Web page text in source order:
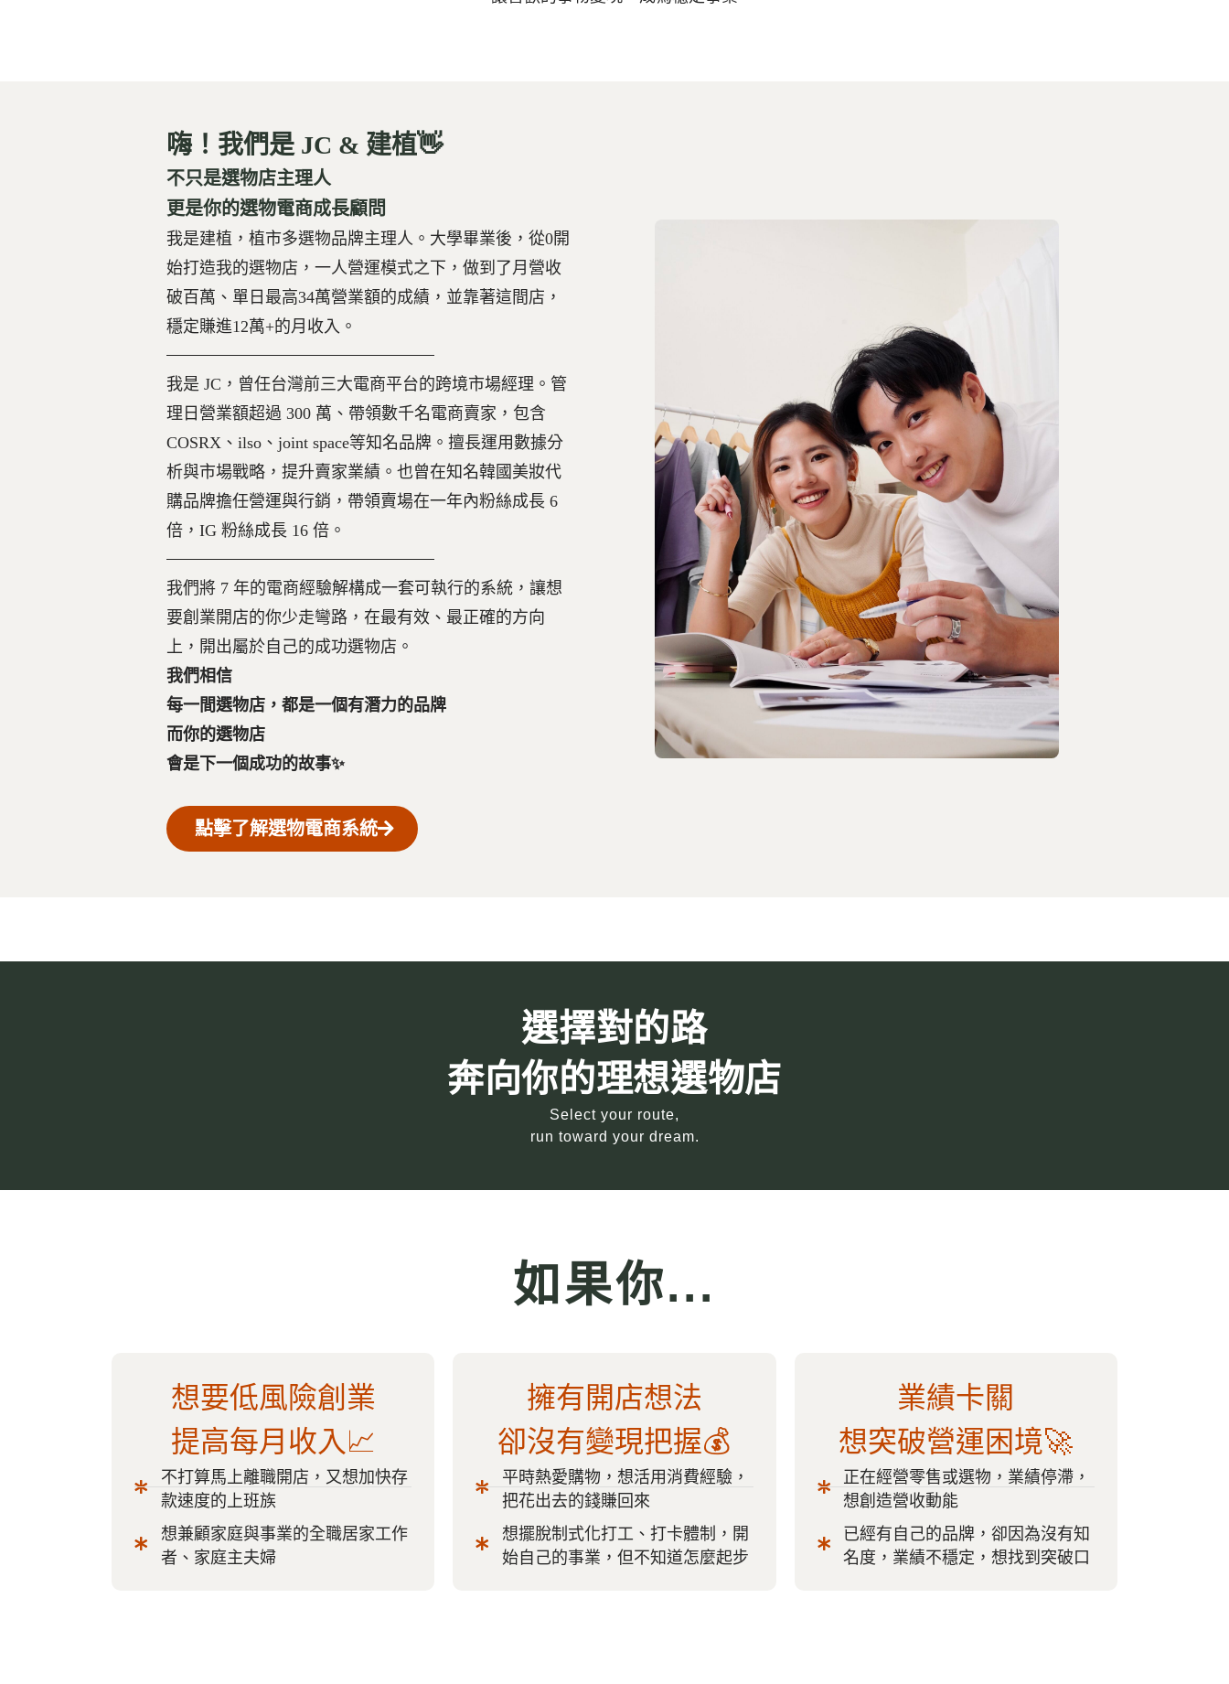
嗨！我們是 JC & 建植👋
不只是選物店主理人
更是你的選物電商成長顧問
我是建植，植市多選物品牌主理人。大學畢業後，從0開
始打造我的選物店，一人營運模式之下，做到了月營收
破百萬、單日最高34萬營業額的成績，並靠著這間店，
穩定賺進12萬+的月收入。
我是 JC，曾任台灣前三大電商平台的跨境市場經理。管
理日營業額超過 300 萬、帶領數千名電商賣家，包含
COSRX、ilso、joint space等知名品牌。擅長運用數據分
析與市場戰略，提升賣家業績。也曾在知名韓國美妝代
購品牌擔任營運與行銷，帶領賣場在一年內粉絲成長 6
倍，IG 粉絲成長 16 倍。
我們將 7 年的電商經驗解構成一套可執行的系統，讓想
要創業開店的你少走彎路，在最有效、最正確的方向
上，開出屬於自己的成功選物店。
我們相信
每一間選物店，都是一個有潛力的品牌
而你的選物店
會是下一個成功的故事✨
點擊了解選物電商系統
選擇對的路
奔向你的理想選物店
Select your route,
run toward your dream.
如果你...
想要低風險創業
提高每月收入📈
不打算馬上離職開店，又想加快存
款速度的上班族
想兼顧家庭與事業的全職居家工作
者、家庭主夫婦
擁有開店想法
卻沒有變現把握💰
平時熱愛購物，想活用消費經驗，
把花出去的錢賺回來
想擺脫制式化打工、打卡體制，開
始自己的事業，但不知道怎麼起步
業績卡關
想突破營運困境🚀
正在經營零售或選物，業績停滯，
想創造營收動能
已經有自己的品牌，卻因為沒有知
名度，業績不穩定，想找到突破口